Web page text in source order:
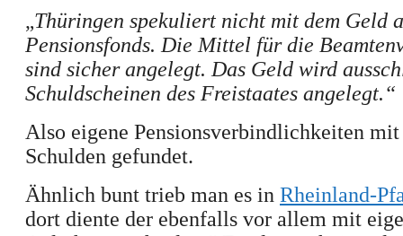
„Thüringen spekuliert nicht mit dem Geld
Pensionsfonds. Die Mittel für die
sind sicher angelegt. Das Geld wird
Schuldscheinen des Freistaates angelegt.“
Also eigene Pensionsverbindlichkeiten mit
Schulden gefundet.
Ähnlich bunt trieb man es in Rheinland-
dort diente der ebenfalls vor allem mit